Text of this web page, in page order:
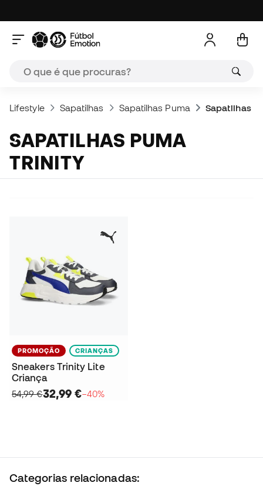
Lifestyle Sapatilhas Sapatilhas Puma Sapatilhas
SAPATILHAS PUMA
TRINITY
PROMOÇÃO CRIANÇAS
Sneakers Trinity Lite
Criança
54,99 €32,99 €−40%
Categorias relacionadas: